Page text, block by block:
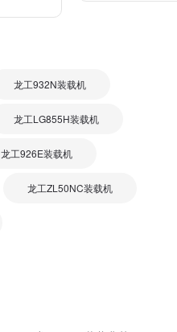
龙工932N装载机
龙工LG855H装载机
龙工926E装载机
龙工ZL50NC装载机